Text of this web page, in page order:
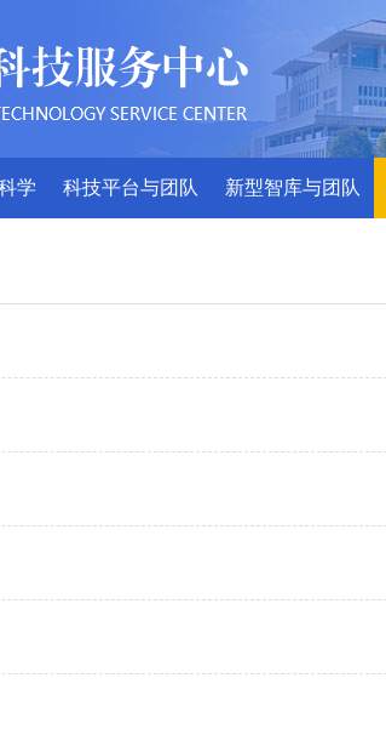
学 科技平台与团队 新型智库与团队